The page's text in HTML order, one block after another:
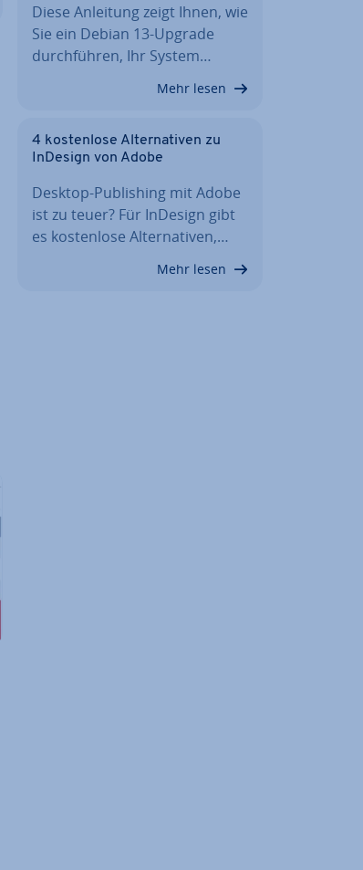
Diese Anleitung zeigt Ihnen, wie
Sie ein Debian 13-Upgrade
durch­füh­ren, Ihr System…
Mehr lesen
4 kos­ten­lo­se Al­ter­na­ti­ven zu
InDesign von Adobe
Desktop-Pu­bli­shing mit Adobe
ist zu teuer? Für InDesign gibt
es kos­ten­lo­se Al­ter­na­ti­ven,…
Mehr lesen